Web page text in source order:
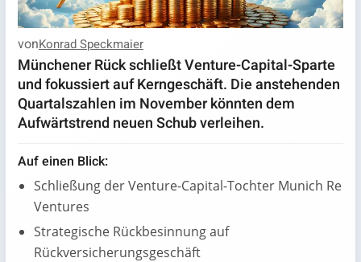
vonKonrad Speckmaier
Münchener Rück schließt Venture-Capital-Sparte
und fokussiert auf Kerngeschäft. Die anstehenden
Quartalszahlen im November könnten dem
Aufwärtstrend neuen Schub verleihen.
Auf einen Blick:
Schließung der Venture-Capital-Tochter Munich Re
Ventures
Strategische Rückbesinnung auf
Rückversicherungsgeschäft